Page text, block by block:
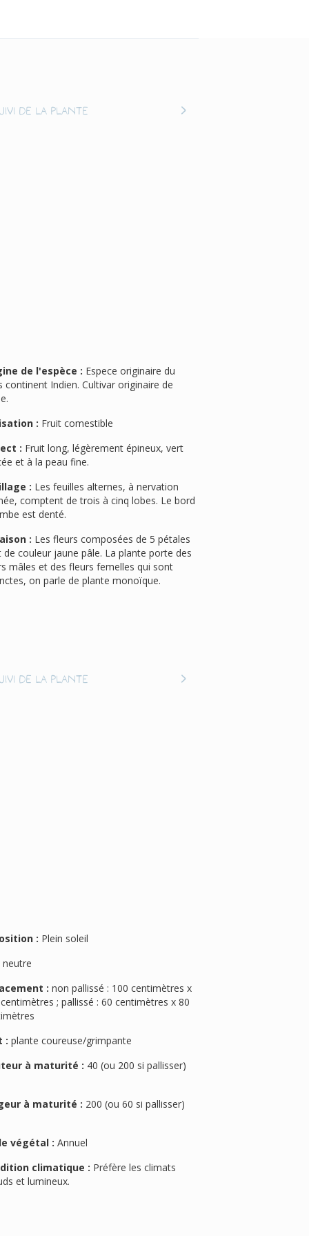
de la plante
de l'espèce :
continent Indien. Cultivar originaire de
: Fruit comestible
:
et à la peau fine.
:
comptent de trois à cinq lobes. Le bord
est denté.
:
de couleur jaune pâle. La plante porte des
mâles et des fleurs femelles qui sont
on parle de plante monoïque.
de la plante
: Plein soleil
neutre
: non pallissé : 100 centimètres x
; pallissé : 60 centimètres x 80
: plante coureuse/grimpante
à maturité :
à maturité :
végétal : Annuel
climatique :
et lumineux.